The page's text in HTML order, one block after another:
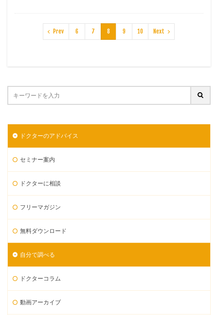
Prev 6 7 8 9 10 Next
ドクターのアドバイス
セミナー案内
ドクターに相談
フリーマガジン
無料ダウンロード
自分で調べる
ドクターコラム
動画アーカイブ